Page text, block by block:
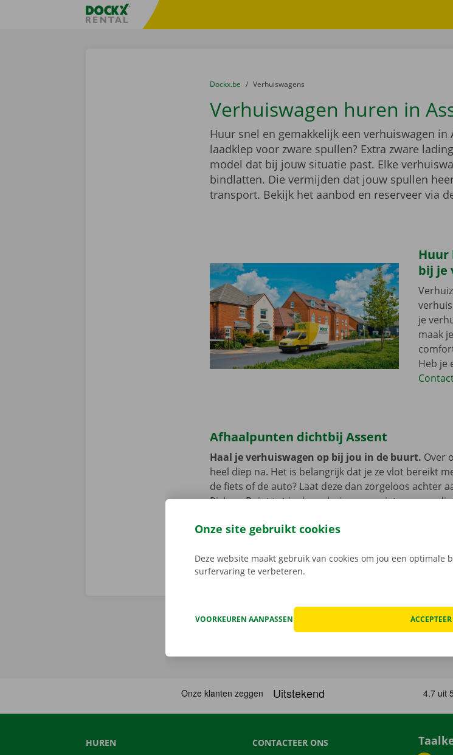
Taalselectie overslaanFratello DEMO
U bevindt zich hier:
van
Dockx.be naar
Verhuiswagens
Verhuiswagen huren in
Huur snel en gemakkelijk een verhuiswagen in
laadklep voor zware spullen? Extra zware
model dat bij jouw situatie past. Elke
bindlatten. Die vermijden dat jouw spullen
transport. Bekijk het aanbod en reserveer via
Huur
bij je
je
maak
Heb je
Afhaalpunten dichtbij Assent
Haal je verhuiswagen op bij jou in de buurt. Over
heel diep na. Het is belangrijk dat je ze vlot bereikt
de fiets of de auto? Laat deze dan zorgeloos achter
Pick-up Point tot je de verhuiswagen niet meer
HUREN
CONTACTEER ONS
Onze site gebruikt cookies
Deze website maakt gebruik van cookies om jou een optimale
surfervaring te verbeteren.
VOORKEUREN AANPASSEN